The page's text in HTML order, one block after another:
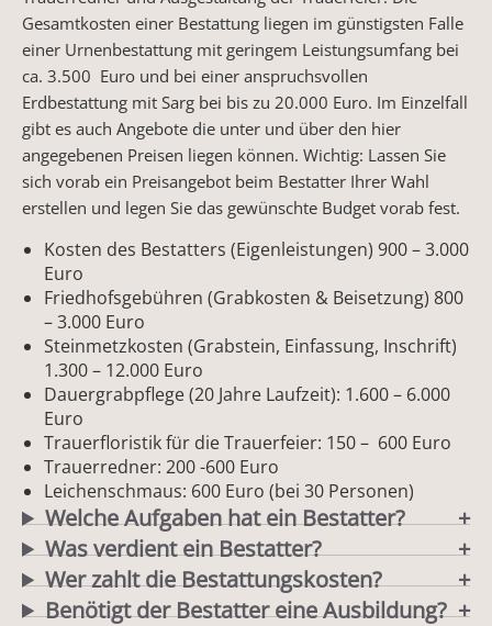
Gesamtkosten einer Bestattung liegen im günstigsten Falle
einer Urnenbestattung mit geringem Leistungsumfang bei
ca. 3.500 Euro und bei einer anspruchsvollen
Erdbestattung mit Sarg bei bis zu 20.000 Euro. Im Einzelfall
gibt es auch Angebote die unter und über den hier
angegebenen Preisen liegen können. Wichtig: Lassen Sie
sich vorab ein Preisangebot beim Bestatter Ihrer Wahl
erstellen und legen Sie das gewünschte Budget vorab fest.
Kosten des Bestatters (Eigenleistungen) 900 – 3.000
Euro
Friedhofsgebühren (Grabkosten & Beisetzung) 800
– 3.000 Euro
Steinmetzkosten (Grabstein, Einfassung, Inschrift)
1.300 – 12.000 Euro
Dauergrabpflege (20 Jahre Laufzeit): 1.600 – 6.000
Euro
Trauerfloristik für die Trauerfeier: 150 – 600 Euro
Trauerredner: 200 -600 Euro
Leichenschmaus: 600 Euro (bei 30 Personen)
Welche Aufgaben hat ein Bestatter?
Was verdient ein Bestatter?
Wer zahlt die Bestattungskosten?
Benötigt der Bestatter eine Ausbildung?